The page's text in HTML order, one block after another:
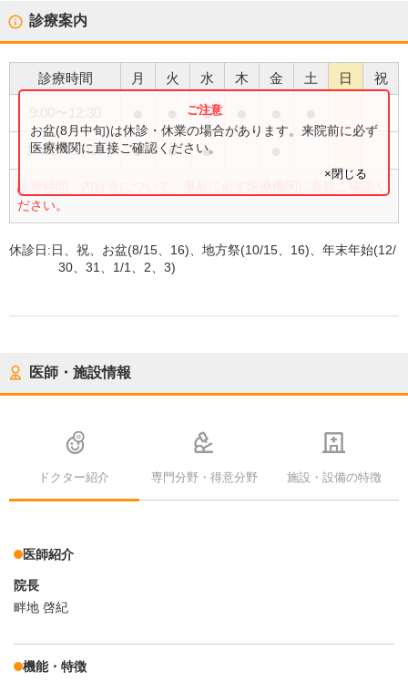
診療案内
診療時間 月 火 水 木 金 土 日 祝
●
14:30〜17:30 ● ● ●
診療時間・内容等について、事前に必ず医療機関に直接ご確認く
ださい。
お盆(8月中旬)は休診・休業の場合があります。来院前に必ず
医療機関に直接ご確認ください。
×閉じる
休診日:日、祝、お盆(8/15、16)、地方祭(10/15、16)、年末年始(12/
30、31、1/1、2、3)
医師・施設情報
ドクター紹介 専門分野・得意分野 施設・設備の特徴
医師紹介
院長
畔地 啓紀
機能・特徴